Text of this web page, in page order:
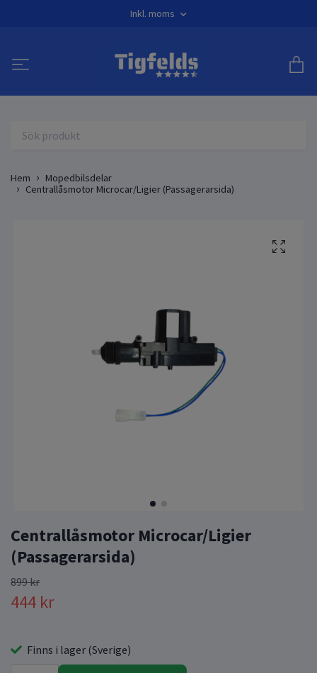
Inkl. moms
Hem
Mopedbilsdelar
Centrallåsmotor Microcar/Ligier (Passagerarsida)
Centrallåsmotor Microcar/Ligier
(Passagerarsida)
899 kr
444 kr
Finns i lager (Sverige)